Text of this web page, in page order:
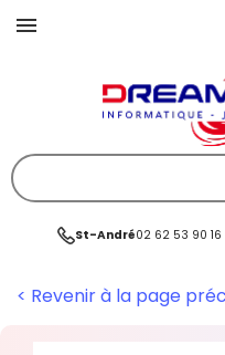
St-André02 62 53 90 16
< Revenir à la page